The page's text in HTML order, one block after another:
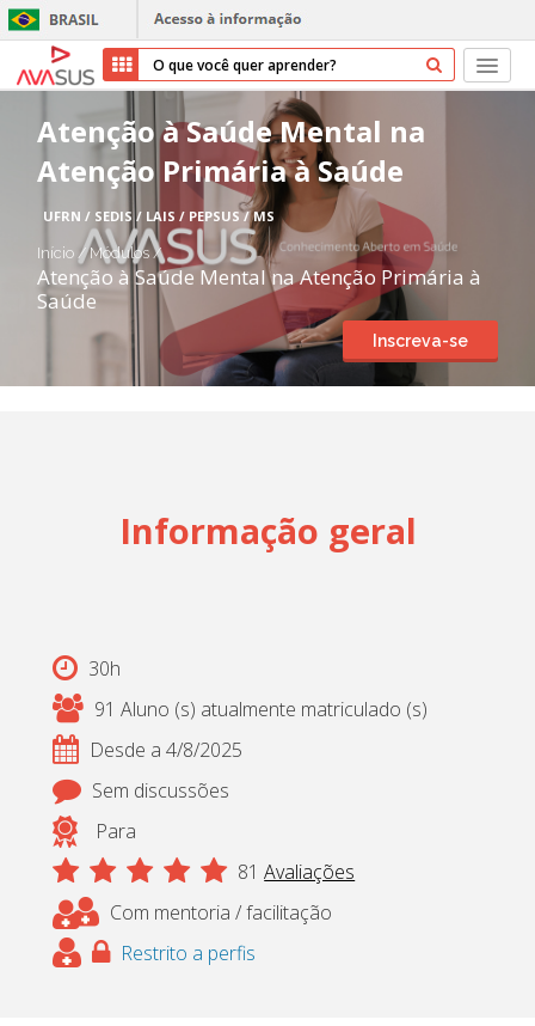
Início
Cursos
Parceiros
Sobre nós
Transparência
Entrar
Atenção à Saúde Mental na
Atenção Primária à Saúde
UFRN / SEDIS / LAIS / PEPSUS / MS
Início / Módulos/
Atenção à Saúde Mental na Atenção Primária à
Saúde
Inscreva-se
Informação geral
30h
91 Aluno (s) atualmente matriculado (s)
Desde a 4/8/2025
Sem discussões
Para
81 Avaliações
Com mentoria / facilitação
Restrito a perfis